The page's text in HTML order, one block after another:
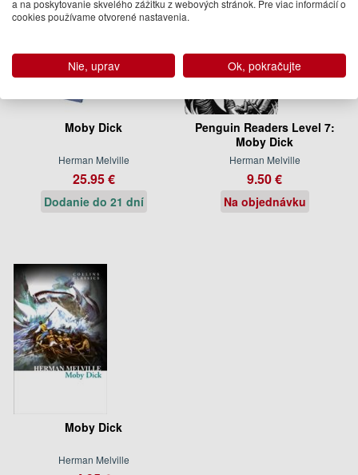
Moby Dick
Herman Melville
25.95 €
Dodanie do 21 dní
Penguin Readers Level 7:
Moby Dick
Herman Melville
9.50 €
Na objednávku
Moby Dick
Herman Melville
a na poskytovanie skvelého zážitku z webových stránok. Pre viac informácií o
cookies používame otvorené nastavenia.
Nie, uprav Ok, pokračujte